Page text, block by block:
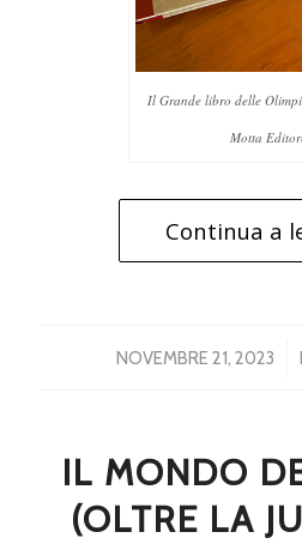
Il Grande libro delle
Motta
Continua a
NOVEMBRE 21, 2023
/
IL MONDO
(OLTRE LA